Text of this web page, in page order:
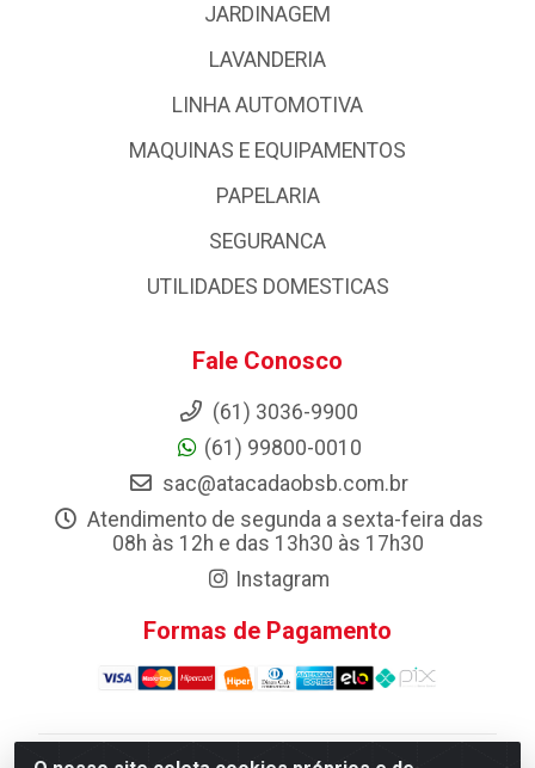
JARDINAGEM
LAVANDERIA
LINHA AUTOMOTIVA
MAQUINAS E EQUIPAMENTOS
PAPELARIA
SEGURANCA
UTILIDADES DOMESTICAS
Fale Conosco
(61) 3036-9900
(61) 99800-0010
sac@atacadaobsb.com.br
Atendimento de segunda a sexta-feira das
08h às 12h e das 13h30 às 17h30
Instagram
Formas de Pagamento